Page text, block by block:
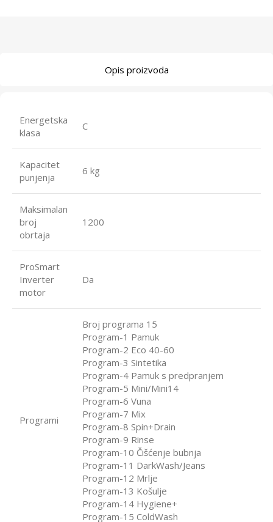
Opis proizvoda
Energetska
klasa
C
Kapacitet
punjenja
6 kg
Maksimalan
broj
obrtaja
1200
ProSmart
Inverter
motor
Da
Programi
Broj programa 15
Program-1 Pamuk
Program-2 Eco 40-60
Program-3 Sintetika
Program-4 Pamuk s predpranjem
Program-5 Mini/Mini14
Program-6 Vuna
Program-7 Mix
Program-8 Spin+Drain
Program-9 Rinse
Program-10 Čišćenje bubnja
Program-11 DarkWash/Jeans
Program-12 Mrlje
Program-13 Košulje
Program-14 Hygiene+
Program-15 ColdWash